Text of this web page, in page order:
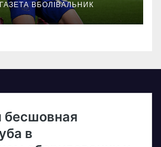
ГАЗЕТА ВБОЛІВАЛЬНИК